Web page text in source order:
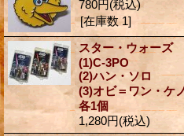
780円(税込)
[在庫数 1]
スター・ウォーズ
(1)C-3PO
(2)ハン・ソロ
(3)オビ＝ワン・ケ
各1個
1,280円(税込)